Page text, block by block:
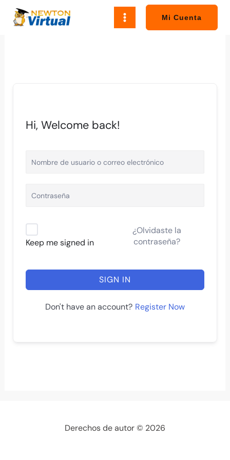
Mi Cuenta
Hi, Welcome back!
Keep me signed in
¿Olvidaste la
contraseña?
SIGN IN
Don't have an account? Register Now
Derechos de autor © 2026